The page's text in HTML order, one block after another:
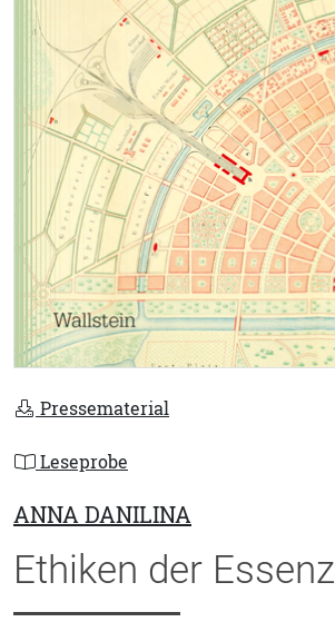
Pressematerial
Leseprobe
ANNA DANILINA
Ethiken der Essenz